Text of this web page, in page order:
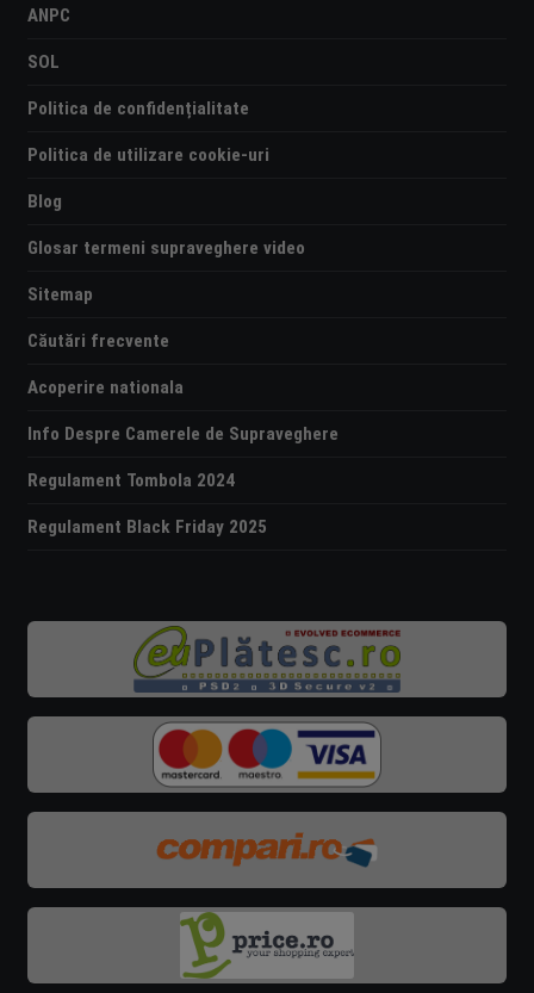
ANPC
SOL
Politica de confidențialitate
Politica de utilizare cookie-uri
Blog
Glosar termeni supraveghere video
Sitemap
Căutări frecvente
Acoperire nationala
Info Despre Camerele de Supraveghere
Regulament Tombola 2024
Regulament Black Friday 2025